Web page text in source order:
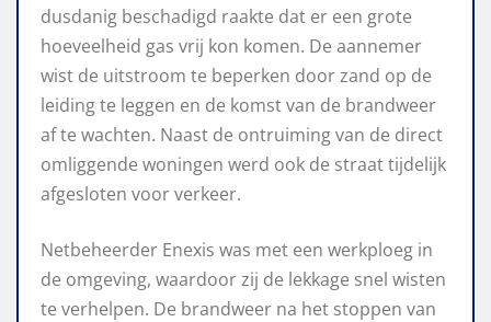
dusdanig beschadigd raakte dat er een grote
hoeveelheid gas vrij kon komen. De aannemer
wist de uitstroom te beperken door zand op de
leiding te leggen en de komst van de brandweer
af te wachten. Naast de ontruiming van de direct
omliggende woningen werd ook de straat tijdelijk
afgesloten voor verkeer.
Netbeheerder Enexis was met een werkploeg in
de omgeving, waardoor zij de lekkage snel wisten
te verhelpen. De brandweer na het stoppen van